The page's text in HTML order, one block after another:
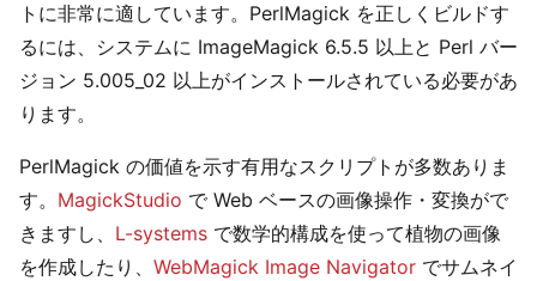
トに非常に適しています。PerlMagick を正しくビルドす
るには、システムに ImageMagick 6.5.5 以上と Perl バー
ジョン 5.005_02 以上がインストールされている必要があ
ります。
PerlMagick の価値を示す有用なスクリプトが多数ありま
す。 MagickStudio で Web ベースの画像操作・変換がで
きますし、 L-systems で数学的構成を使って植物の画像
を作成したり、 WebMagick Image Navigator でサムネイ